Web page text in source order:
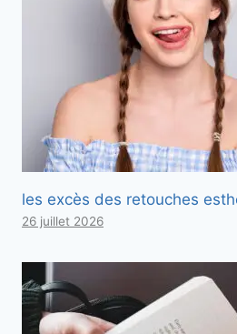
les excès des retouches
26 juillet 2026